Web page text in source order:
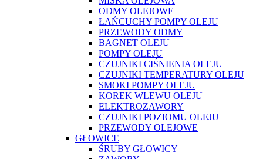
ODMY OLEJOWE
ŁAŃCUCHY POMPY OLEJU
PRZEWODY ODMY
BAGNET OLEJU
POMPY OLEJU
CZUJNIKI CIŚNIENIA OLEJU
CZUJNIKI TEMPERATURY OLEJU
SMOKI POMPY OLEJU
KOREK WLEWU OLEJU
ELEKTROZAWORY
CZUJNIKI POZIOMU OLEJU
PRZEWODY OLEJOWE
GŁOWICE
ŚRUBY GŁOWICY